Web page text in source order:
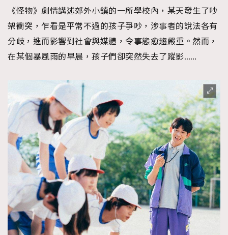
《怪物》劇情講述郊外小鎮的一所學校內，某天發生了吵
架衝突，乍看是平常不過的孩子爭吵，涉事者的說法各有
分歧，進而影響到社會與媒體，令事態愈趨嚴重。然而，
在某個暴風雨的早晨，孩子們卻突然失去了蹤影……